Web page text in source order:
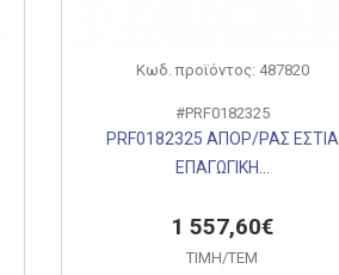
Κωδ. προϊόντος: 487820
#PRF0182325
PRF0182325 ΑΠΟΡ/ΡΑΣ ΕΣΤΙΑ
ΕΠΑΓΩΓΙΚΗ...
1 557,60€
ΤΙΜH/ΤΕΜ